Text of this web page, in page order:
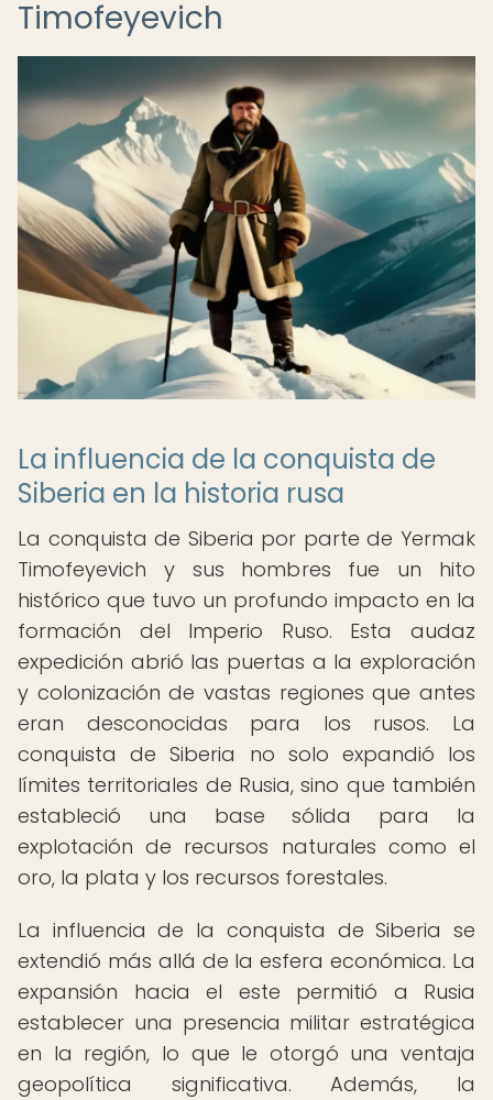
Timofeyevich
La influencia de la conquista de
Siberia en la historia rusa
La conquista de Siberia por parte de Yermak
Timofeyevich y sus hombres fue un hito
histórico que tuvo un profundo impacto en la
formación del Imperio Ruso. Esta audaz
expedición abrió las puertas a la exploración
y colonización de vastas regiones que antes
eran desconocidas para los rusos. La
conquista de Siberia no solo expandió los
límites territoriales de Rusia, sino que también
estableció una base sólida para la
explotación de recursos naturales como el
oro, la plata y los recursos forestales.
La influencia de la conquista de Siberia se
extendió más allá de la esfera económica. La
expansión hacia el este permitió a Rusia
establecer una presencia militar estratégica
en la región, lo que le otorgó una ventaja
geopolítica significativa. Además, la